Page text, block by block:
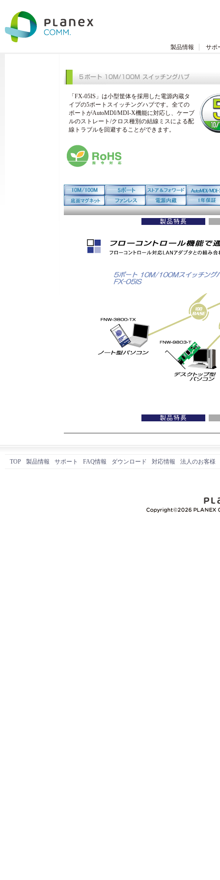
製品情報 サポ
「FX-05IS」は小型筐体を採用した電源内蔵タ
イプの5ポートスイッチングハブです。全ての
ポートがAutoMDI/MDI-X機能に対応し、ケーブ
ルのストレート/クロス種別の結線ミスによる配
線トラブルを回避することができます。
TOP 製品情報 サポート FAQ情報 ダウンロード 対応情報 法人のお客様